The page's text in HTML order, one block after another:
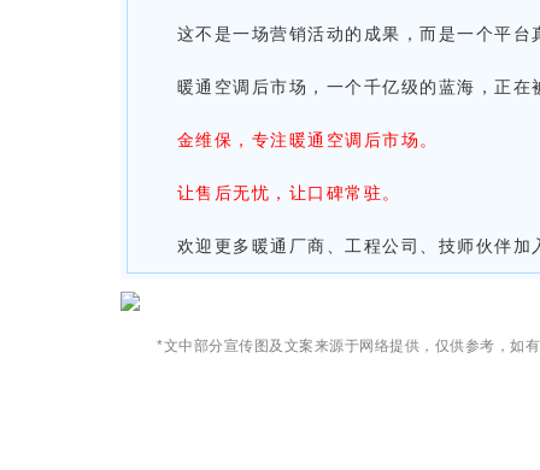
这不是一场营销活动的成果，而是一个平
暖通空调后市场，一个千亿级的蓝海，正在
金维保，专注暖通空调后市场。
让售后无忧，让口碑常驻。
欢迎更多暖通厂商、工程公司、技师伙伴
*文中部分宣传图及文案来源于网络提供，仅供参考，如